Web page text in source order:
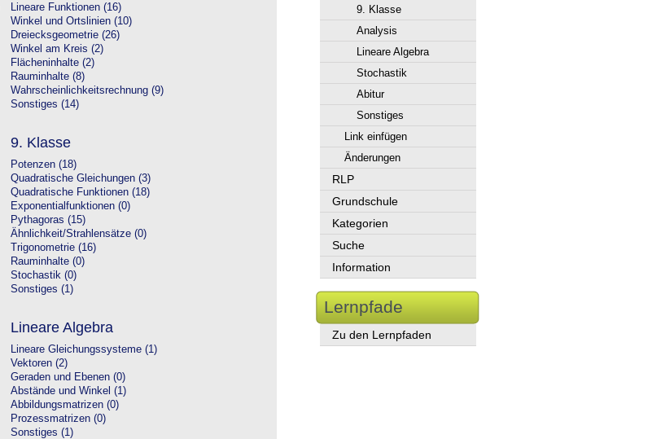
Lineare Funktionen (16)
Winkel und Ortslinien (10)
Dreiecksgeometrie (26)
Winkel am Kreis (2)
Flächeninhalte (2)
Rauminhalte (8)
Wahrscheinlichkeitsrechnung (9)
Sonstiges (14)
9. Klasse
Potenzen (18)
Quadratische Gleichungen (3)
Quadratische Funktionen (18)
Exponentialfunktionen (0)
Pythagoras (15)
Ähnlichkeit/Strahlensätze (0)
Trigonometrie (16)
Rauminhalte (0)
Stochastik (0)
Sonstiges (1)
Lineare Algebra
Lineare Gleichungssysteme (1)
Vektoren (2)
Geraden und Ebenen (0)
Abstände und Winkel (1)
Abbildungsmatrizen (0)
Prozessmatrizen (0)
Sonstiges (1)
9. Klasse
Analysis
Lineare Algebra
Stochastik
Abitur
Sonstiges
Link einfügen
Änderungen
RLP
Grundschule
Kategorien
Suche
Information
Lernpfade
Zu den Lernpfaden